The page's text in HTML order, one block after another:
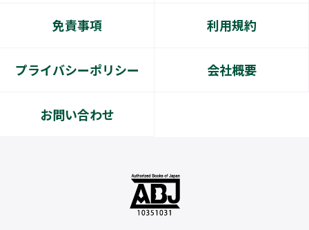
免責事項 利用規約
プライバシーポリシー 会社概要
お問い合わせ